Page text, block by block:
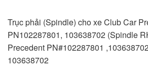
Trục phải (Spindle) cho xe Club Car
PN102287801, 103638702 (Spindle
Precedent PN#102287801
103638702